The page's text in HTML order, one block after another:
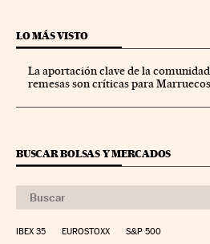
LO MÁS VISTO
La aportación clave de la
remesas son críticas para
BUSCAR BOLSAS Y MERCADOS
IBEX 35 EUROSTOXX S&P 500